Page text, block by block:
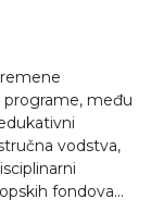
programe, među
vodstva,
fondova...